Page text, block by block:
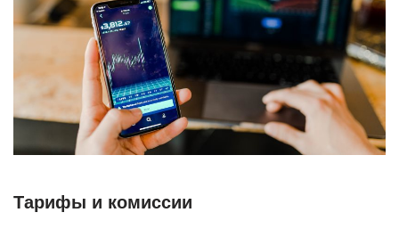
Тарифы и комиссии